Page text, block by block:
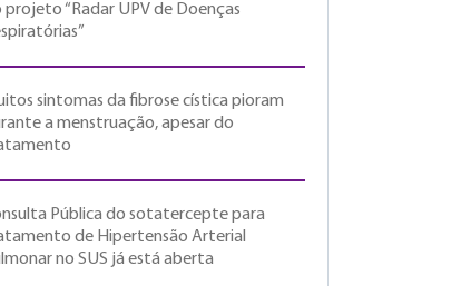
projeto “Radar UPV de Doenças
sintomas da fibrose cística pioram
a menstruação, apesar do
Pública do sotatercepte para
de Hipertensão Arterial
no SUS já está aberta